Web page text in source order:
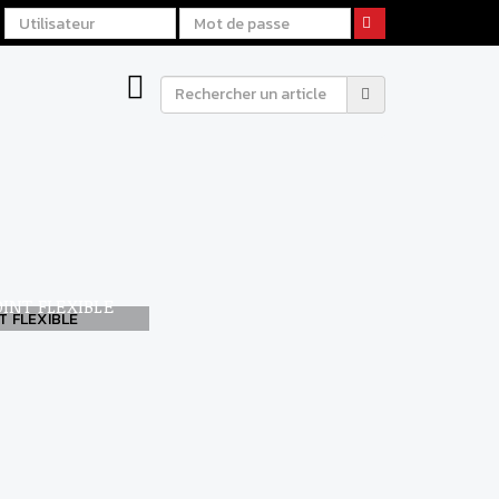
FLEXIBLE